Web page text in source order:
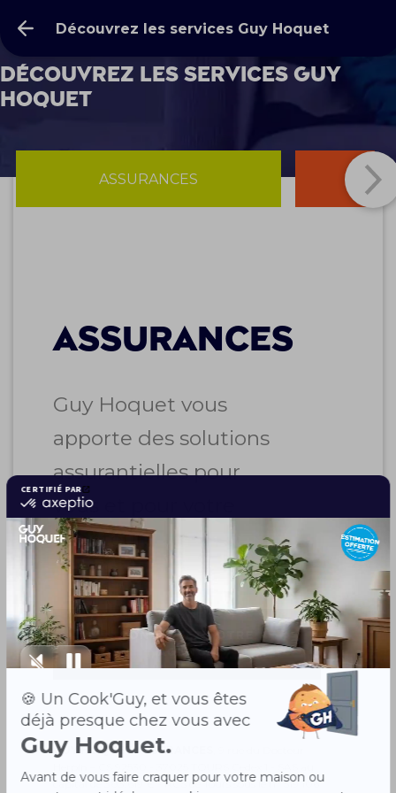
Découvrez les services Guy Hoquet
Découvrez les services Guy
Hoquet
ASSURANCES
Assurances
Guy Hoquet vous
apporte des solutions
assurantielles pour
vous et pour votre
acheteur.
CONTACTEZ VOTRE
AGENCE
GUY HOQUET ASSURANCES
capital de 303.619 € - RCS de Tours sous le n° 519 106